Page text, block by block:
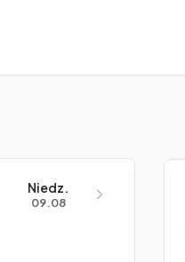
Niedz.
09.08